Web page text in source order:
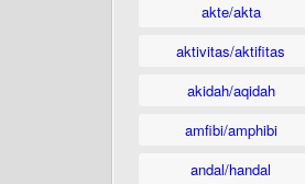
akte/akta
aktivitas/aktifitas
akidah/aqidah
amfibi/amphibi
andal/handal